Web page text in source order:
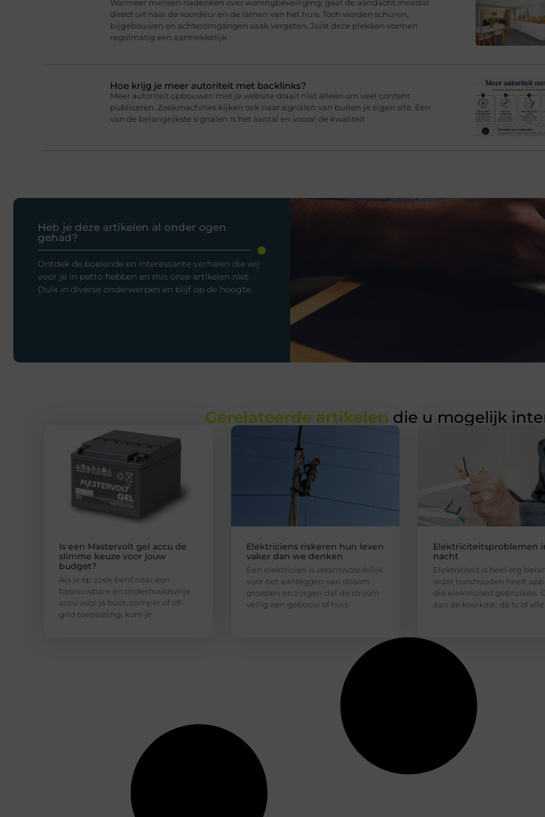
Wanneer mensen nadenken over woningbeveiliging, gaat de aandacht meestal
direct uit naar de voordeur en de ramen van het huis. Toch worden schuren,
bijgebouwen en achteromgangen vaak vergeten. Juist deze plekken vormen
regelmatig een aantrekkelijk
Hoe krijg je meer autoriteit met backlinks?
Meer autoriteit opbouwen met je website draait niet alleen om veel content
publiceren. Zoekmachines kijken ook naar signalen van buiten je eigen site. Een
van de belangrijkste signalen is het aantal en vooral de kwaliteit
Heb je deze artikelen al onder ogen
gehad?
Ontdek de boeiende en interessante verhalen die wij
voor je in petto hebben en mis onze artikelen niet.
Duik in diverse onderwerpen en blijf op de hoogte.
Gerelateerde artikelen die u mogelijk
Is een Mastervolt gel accu de
slimme keuze voor jouw
budget?
Als je op zoek bent naar een
betrouwbare en onderhoudsvrije
accu voor je boot, camper of off-
grid toepassing, kom je
Elektriciens riskeren hun leven
vaker dan we denken
Een elektricien is verantwoordelijk
voor het aanleggen van stroom
groepen en zorgen dat de stroom
veilig een gebouw of huis
Elektriciteitsproblemen
nacht
Elektriciteit is heel erg
Ieder huishouden heeft
die elektriciteit gebruiken.
aan de koelkast, de tv of alle